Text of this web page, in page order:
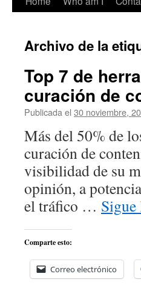
contenido
Archivo de la
Top 7 de
curación de
Publicada el 30 noviembre,
Más del 50% de
curación de
visibilidad de su
opinión, a
el tráfico … Sigue
Comparte esto:
Correo electrónico